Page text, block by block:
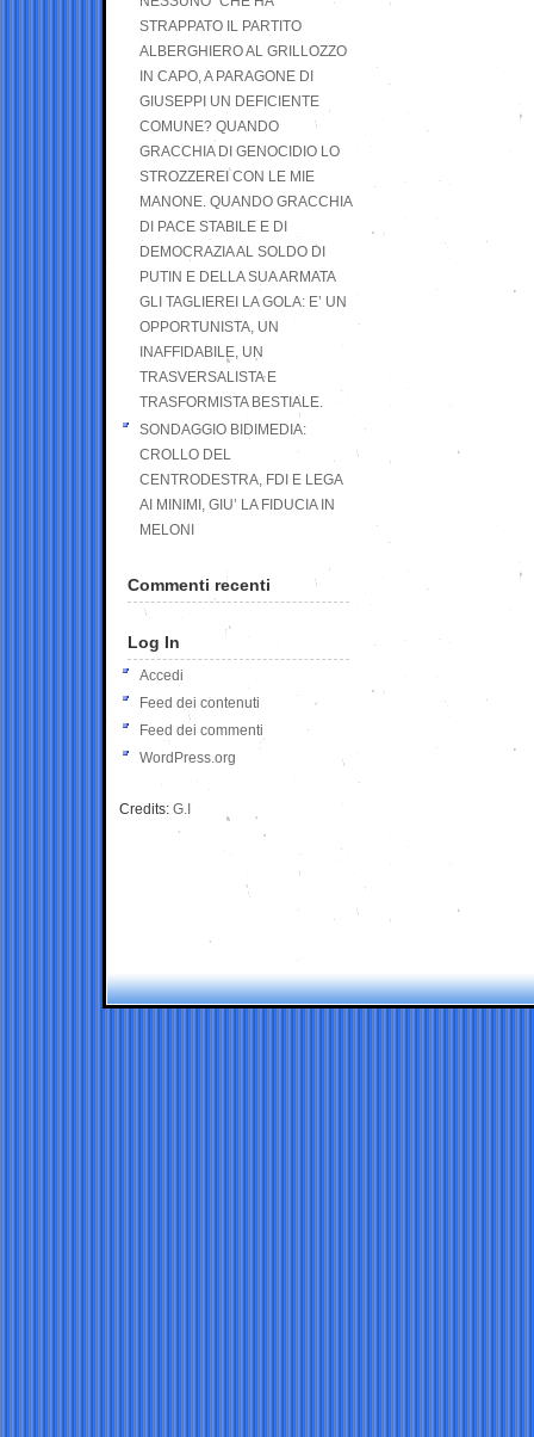
STRAPPATO IL PARTITO
ALBERGHIERO AL GRILLOZZO
IN CAPO, A PARAGONE DI
GIUSEPPI UN DEFICIENTE
COMUNE? QUANDO
GRACCHIA DI GENOCIDIO LO
STROZZEREI CON LE MIE
MANONE. QUANDO GRACCHIA
DI PACE STABILE E DI
DEMOCRAZIA AL SOLDO DI
PUTIN E DELLA SUA ARMATA
GLI TAGLIEREI LA GOLA: E’ UN
OPPORTUNISTA, UN
INAFFIDABILE, UN
TRASVERSALISTA E
TRASFORMISTA BESTIALE.
SONDAGGIO BIDIMEDIA:
CROLLO DEL
CENTRODESTRA, FDI E LEGA
AI MINIMI, GIU’ LA FIDUCIA IN
MELONI
Commenti recenti
Log In
Accedi
Feed dei contenuti
Feed dei commenti
WordPress.org
Credits: G.I